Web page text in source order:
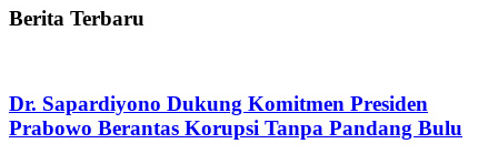
Berita Terbaru
Dr. Sapardiyono Dukung Komitmen Presiden
Prabowo Berantas Korupsi Tanpa Pandang Bulu